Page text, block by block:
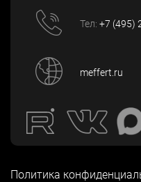
Тел: +7 (495)
meffert.ru
Политика